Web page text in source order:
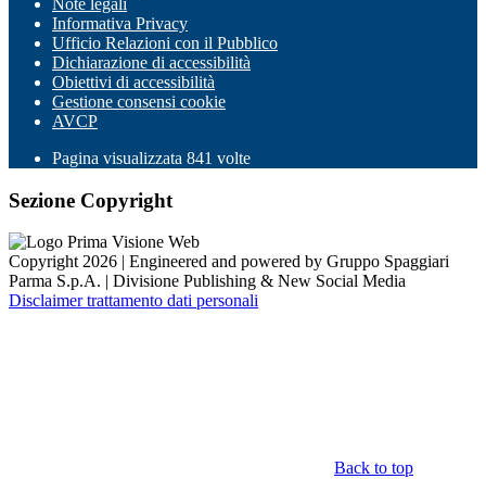
Note legali
Informativa Privacy
Ufficio Relazioni con il Pubblico
Dichiarazione di accessibilità
Obiettivi di accessibilità
Gestione consensi cookie
AVCP
Pagina visualizzata 841 volte
Sezione Copyright
Copyright 2026 | Engineered and powered by Gruppo Spaggiari
Parma S.p.A. | Divisione Publishing & New Social Media
Disclaimer trattamento dati personali
Back to top